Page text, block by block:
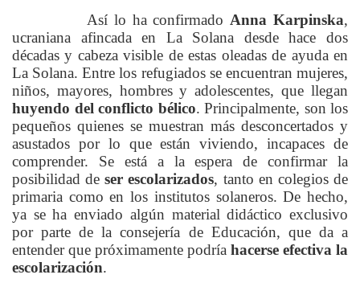
Así lo ha confirmado Anna Karpinska,
ucraniana afincada en La Solana desde hace dos
décadas y cabeza visible de estas oleadas de ayuda en
La Solana. Entre los refugiados se encuentran mujeres,
niños, mayores, hombres y adolescentes, que llegan
huyendo del conflicto bélico. Principalmente, son los
pequeños quienes se muestran más desconcertados y
asustados por lo que están viviendo, incapaces de
comprender. Se está a la espera de confirmar la
posibilidad deser escolarizados, tanto en colegios de
primaria como en los institutos solaneros. De hecho,
ya se ha enviado algún material didáctico exclusivo
por parte de la consejería de Educación, que da a
entender que próximamente podría hacerse efectiva la
escolarización.